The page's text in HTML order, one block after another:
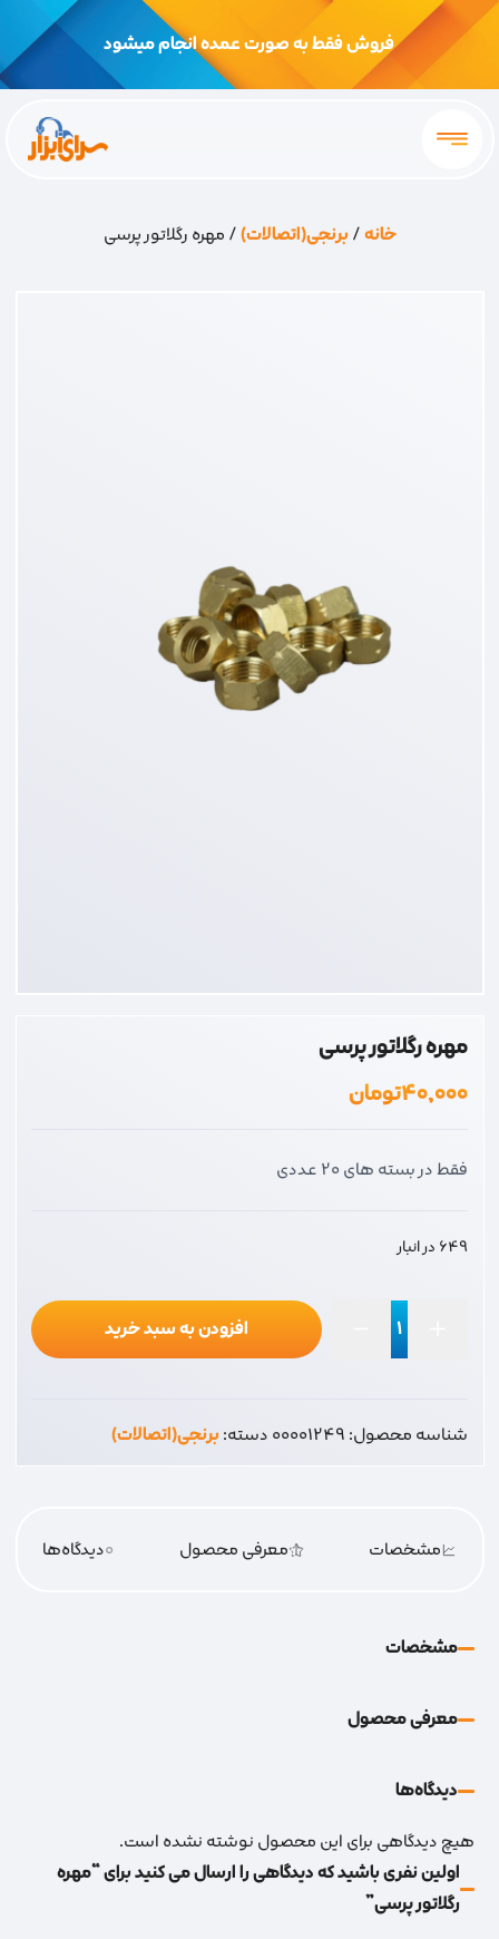
فروش فقط به صورت عمده انجام میشود
خانه/برنجی(اتصالات)/ مهره رگلاتور پرسی
مهره رگلاتور پرسی
۴۰,۰۰۰تومان
فقط در بسته های 20 عددی
649 در انبار
عدد
افزودن به سبد خرید
شناسه محصول:00001249دسته:برنجی(اتصالات)
مشخصات معرفی محصول 0دیدگاه‌‌ها
مشخصات
معرفی محصول
دیدگاه‌‌ها
هیچ دیدگاهی برای این محصول نوشته نشده است.
اولین نفری باشید که دیدگاهی را ارسال می کنید برای “مهره
رگلاتور پرسی”